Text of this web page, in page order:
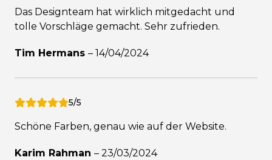
Das Designteam hat wirklich mitgedacht und
tolle Vorschläge gemacht. Sehr zufrieden.
Tim Hermans – 14/04/2024
5/5
Schöne Farben, genau wie auf der Website.
Karim Rahman – 23/03/2024